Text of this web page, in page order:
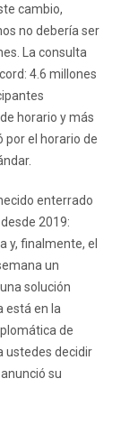
cambio,
no debería ser
La consulta
4.6 millones
horario y más
por el horario de
enterrado
2019:
y, finalmente, el
un
solución
está en la
de
ustedes decidir
su